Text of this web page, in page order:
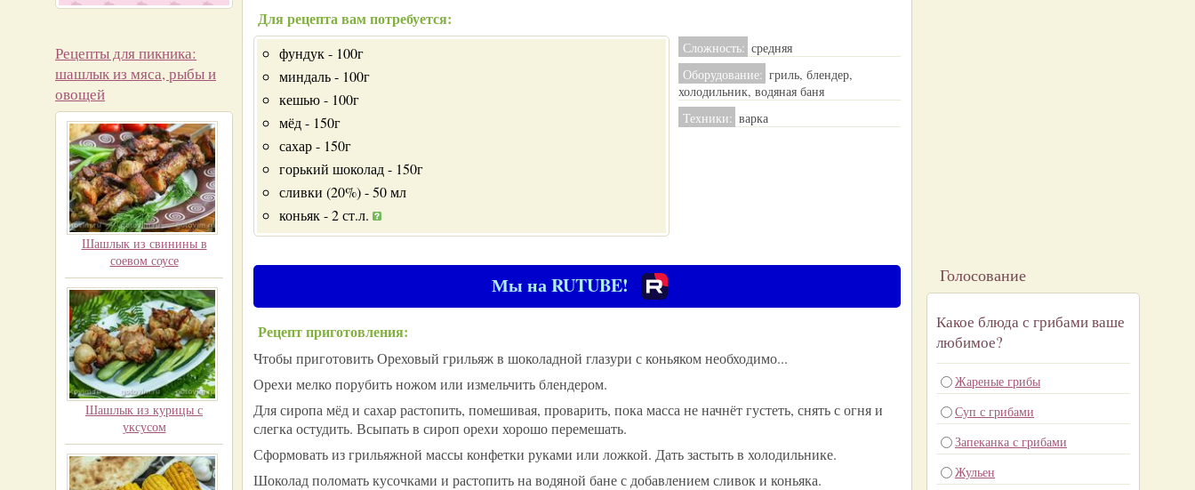
Рецепты для пикника:
шашлык из мяса, рыбы и
овощей
Шашлык из свинины в
соевом соусе
Шашлык из курицы с
уксусом
Сложность: средняя
Оборудование: гриль, блендер,
холодильник, водяная баня
Техники: варка
Для рецепта вам потребуется:
фундук - 100г
миндаль - 100г
кешью - 100г
мёд - 150г
сахар - 150г
горький шоколад - 150г
сливки (20%) - 50 мл
коньяк - 2 ст.л.
Мы на RUTUBE!
Рецепт приготовления:
Чтобы приготовить Ореховый грильяж в шоколадной глазури с коньяком необходимо...
Орехи мелко порубить ножом или измельчить блендером.
Для сиропа мёд и сахар растопить, помешивая, проварить, пока масса не начнёт густеть, снять с огня и
слегка остудить. Всыпать в сироп орехи хорошо перемешать.
Сформовать из грильяжной массы конфетки руками или ложкой. Дать застыть в холодильнике.
Шоколад поломать кусочками и растопить на водяной бане с добавлением сливок и коньяка.
Голосование
Какое блюда с грибами ваше
любимое?
Жареные грибы
Суп с грибами
Запеканка с грибами
Жульен